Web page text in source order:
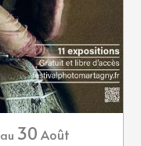
au 30 Août